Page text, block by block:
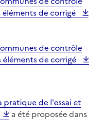
de corrigé
de contrôle
de corrigé
pratique de l'essai et
a été proposée dans